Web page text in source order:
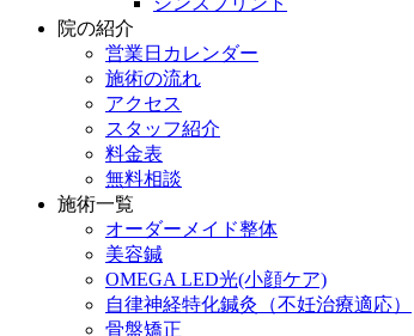
院の紹介
営業日カレンダー
施術の流れ
アクセス
スタッフ紹介
料金表
無料相談
施術一覧
オーダーメイド整体
美容鍼
OMEGA LED光(小顔ケア)
自律神経特化鍼灸（不妊治療適応）
骨盤矯正